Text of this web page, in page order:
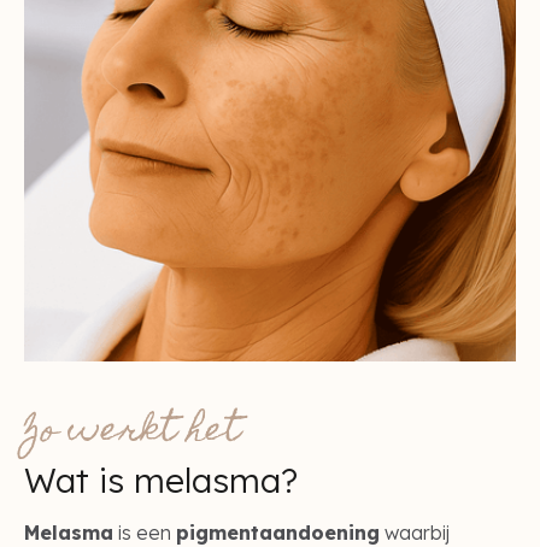
Zo werkt het
Wat is melasma?
Melasma is een pigmentaandoening waarbij